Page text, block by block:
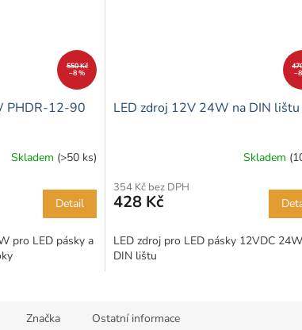
550 Kč
–8 %
PHDR-12-90
Skladem (>50 ks)
Detail
pro LED pásky a
LED zdroj 12V 24W na DIN lištu
Skladem
354 Kč bez DPH
428 Kč
LED zdroj pro LED pásky 12VDC
DIN lištu
Značka Ostatní informace